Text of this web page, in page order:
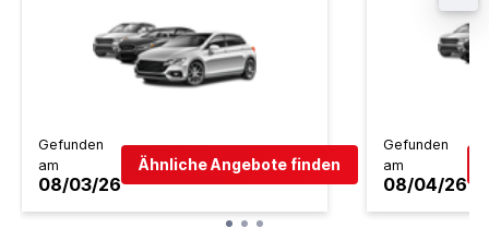
Gefunden
am
08/03/26
Ähnliche Angebote finden
Gefunden
am
08/04/26